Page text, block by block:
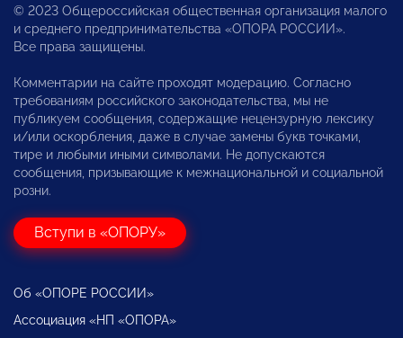
© 2023 Общероссийская общественная организация малого
и среднего предпринимательства «ОПОРА РОССИИ».
Все права защищены.
Комментарии на сайте проходят модерацию. Согласно
требованиям российского законодательства, мы не
публикуем сообщения, содержащие нецензурную лексику
и/или оскорбления, даже в случае замены букв точками,
тире и любыми иными символами. Не допускаются
сообщения, призывающие к межнациональной и социальной
розни.
Вступи в «ОПОРУ»
Об «ОПОРЕ РОССИИ»
Ассоциация «НП «ОПОРА»